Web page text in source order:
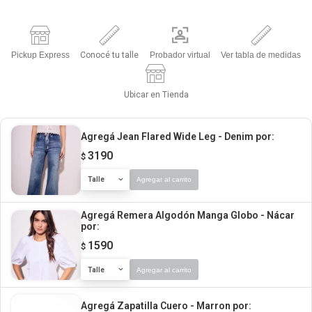
Pickup Express Conocé tu talle Probador virtual Ver tabla de medidas
Ubicar en Tienda
Agregá Jean Flared Wide Leg - Denim por:
$ 3190
Talle Agregar al carrito
Agregá Remera Algodón Manga Globo - Nácar
por:
$ 1590
Talle Agregar al carrito
Agregá Zapatilla Cuero - Marron por: